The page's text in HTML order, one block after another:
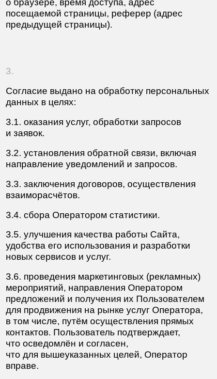
3.3. заключения договоров, осуществления
взаиморасчётов.
новых сервисов и услуг.
мероприятий, направления Оператором
предложений и получения их Пользователем
в том числе, путём осуществления прямых
контактов. Пользователь подтверждает,
что осведомлён и согласен,
вправе.
— собирать и использовать дополнительную
информацию, связанную с Пользователем,
получаемую в процессе доступа
Пользователя к Сайту, или от третьих лиц,
средствах (в том числе, мобильных
взаимодействия с Сайтом (в том числе IP-
адрес хоста, вид операционной системы
Пользователя, тип браузера, географическое
положение, данные о провайдере и иное),
при использовании Сайта, cookies,
об информации об ошибках, выдаваемых
Пользователю, о скачанных файлах, видео,
инструментах, а также иные данные,
получаемые установленными Правилами
обработки ПДн способами;
— распоряжаться статистической
информацией, связанной
с функционированием Сайта, а также
информацией Пользователя для целей